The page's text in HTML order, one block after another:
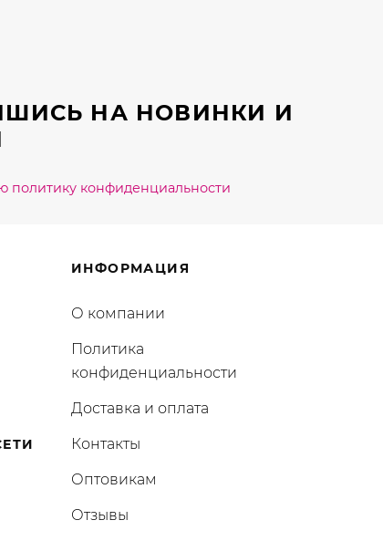
товара.
товара.
НА НОВИНКИ И
политику конфиденциальности
ИНФОРМАЦИЯ
О компании
Политика
конфиденциальности
Доставка и оплата
Контакты
Оптовикам
Отзывы